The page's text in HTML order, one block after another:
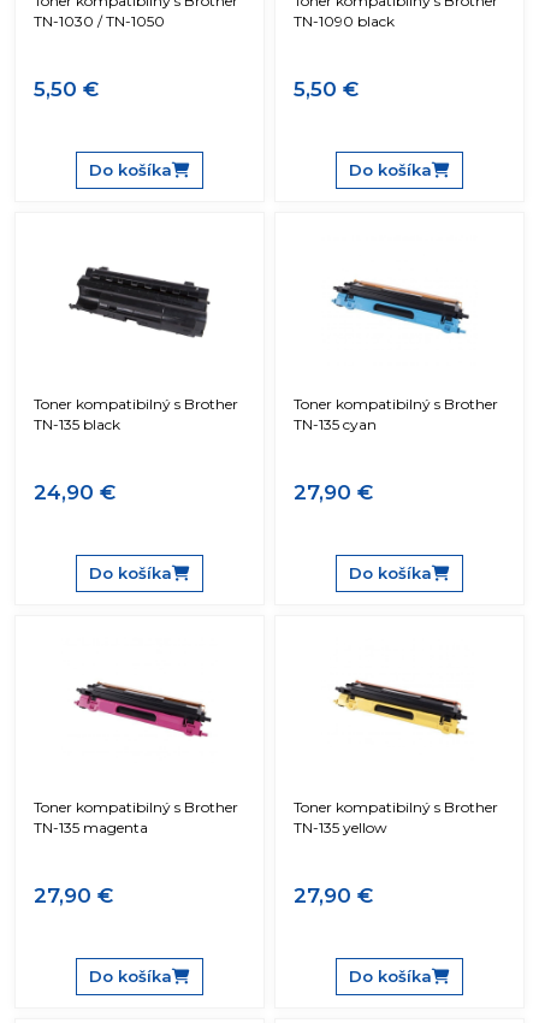
TN-1030 / TN-1050
5,50 €
Do košíka
TN-1090 black
5,50 €
Do košíka
Toner kompatibilný s Brother
TN-135 black
24,90 €
Do košíka
Toner kompatibilný s Brother
TN-135 cyan
27,90 €
Do košíka
Toner kompatibilný s Brother
TN-135 magenta
27,90 €
Do košíka
Toner kompatibilný s Brother
TN-135 yellow
27,90 €
Do košíka